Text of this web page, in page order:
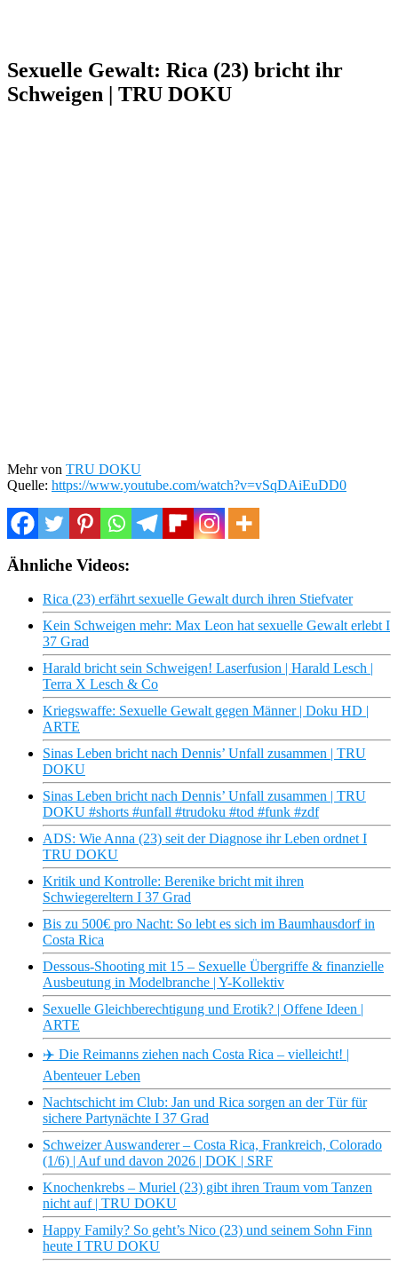
Sexuelle Gewalt: Rica (23) bricht ihr
Schweigen | TRU DOKU
Mehr von TRU DOKU
Quelle: https://www.youtube.com/watch?v=vSqDAiEuDD0
Ähnliche Videos:
Rica (23) erfährt sexuelle Gewalt durch ihren Stiefvater
Kein Schweigen mehr: Max Leon hat sexuelle Gewalt erlebt I
37 Grad
Harald bricht sein Schweigen! Laserfusion | Harald Lesch |
Terra X Lesch & Co
Kriegswaffe: Sexuelle Gewalt gegen Männer | Doku HD |
ARTE
Sinas Leben bricht nach Dennis’ Unfall zusammen | TRU
DOKU
Sinas Leben bricht nach Dennis’ Unfall zusammen | TRU
DOKU #shorts #unfall #trudoku #tod #funk #zdf
ADS: Wie Anna (23) seit der Diagnose ihr Leben ordnet I
TRU DOKU
Kritik und Kontrolle: Berenike bricht mit ihren
Schwiegereltern I 37 Grad
Bis zu 500€ pro Nacht: So lebt es sich im Baumhausdorf in
Costa Rica
Dessous-Shooting mit 15 – Sexuelle Übergriffe & finanzielle
Ausbeutung in Modelbranche | Y-Kollektiv
Sexuelle Gleichberechtigung und Erotik? | Offene Ideen |
ARTE
✈️ Die Reimanns ziehen nach Costa Rica – vielleicht! |
Abenteuer Leben
Nachtschicht im Club: Jan und Rica sorgen an der Tür für
sichere Partynächte I 37 Grad
Schweizer Auswanderer – Costa Rica, Frankreich, Colorado
(1/6) | Auf und davon 2026 | DOK | SRF
Knochenkrebs – Muriel (23) gibt ihren Traum vom Tanzen
nicht auf | TRU DOKU
Happy Family? So geht’s Nico (23) und seinem Sohn Finn
heute I TRU DOKU